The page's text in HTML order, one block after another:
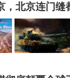
，北京连门缝